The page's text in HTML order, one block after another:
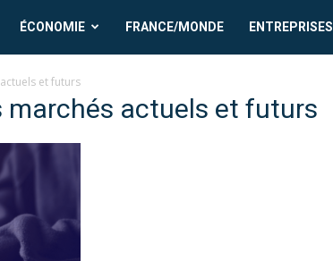
ÉCONOMIE FRANCE/MONDE ENTREPRISES
et futurs
marchés actuels et futurs